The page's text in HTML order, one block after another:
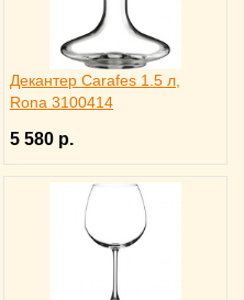
Декантер Carafes 1.5 л,
Rona 3100414
5 580 р.